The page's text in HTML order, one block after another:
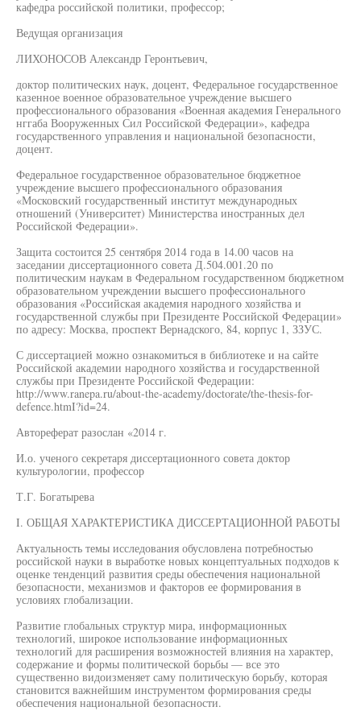
кафедра российской политики, профессор;
Ведущая организация
ЛИХОНОСОВ Александр Геронтьевич,
доктор политических наук, доцент, Федеральное государственное
казенное военное образовательное учреждение высшего
профессионального образования «Военная академия Генерального
нггаба Вооруженных Сил Российской Федерации», кафедра
государственного управления и национальной безопасности,
доцент.
Федеральное государственное образовательное бюджетное
учреждение высшего профессионального образования
«Московский государственный институт международных
отношений (Университет) Министерства иностранных дел
Российской Федерации».
Защита состоится 25 сентября 2014 года в 14.00 часов на
заседании диссертационного совета Д.504.001.20 по
политическим наукам в Федеральном государственном бюджетном
образовательном учреждении высшего профессионального
образования «Российская академия народного хозяйства и
государственной службы при Президенте Российской Федерации»
по адресу: Москва, проспект Вернадского, 84, корпус 1, ЗЗУС.
С диссертацией можно ознакомиться в библиотеке и на сайте
Российской академии народного хозяйства и государственной
службы при Президенте Российской Федерации:
http://www.ranepa.ru/about-the-academy/doctorate/the-thesis-for-
defence.htmI?id=24.
Автореферат разослан «2014 г.
И.о. ученого секретаря диссертационного совета доктор
культурологии, профессор
Т.Г. Богатырева
I. ОБЩАЯ ХАРАКТЕРИСТИКА ДИССЕРТАЦИОННОЙ РАБОТЫ
Актуальность темы исследования обусловлена потребностью
российской науки в выработке новых концептуальных подходов к
оценке тенденций развития среды обеспечения национальной
безопасности, механизмов и факторов ее формирования в
условиях глобализации.
Развитие глобальных структур мира, информационных
технологий, широкое использование информационных
технологий для расширения возможностей влияния на характер,
содержание и формы политической борьбы — все это
существенно видоизменяет саму политическую борьбу, которая
становится важнейшим инструментом формирования среды
обеспечения национальной безопасности.